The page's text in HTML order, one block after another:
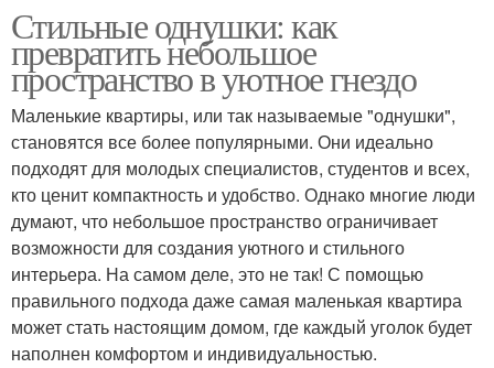
Стильные однушки: как
превратить небольшое
пространство в уютное гнездо
Маленькие квартиры, или так называемые "однушки",
становятся все более популярными. Они идеально
подходят для молодых специалистов, студентов и всех,
кто ценит компактность и удобство. Однако многие люди
думают, что небольшое пространство ограничивает
возможности для создания уютного и стильного
интерьера. На самом деле, это не так! С помощью
правильного подхода даже самая маленькая квартира
может стать настоящим домом, где каждый уголок будет
наполнен комфортом и индивидуальностью.